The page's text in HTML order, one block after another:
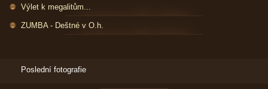
Výlet k megalitům...
ZUMBA - Deštné v O.h.
Poslední fotografie